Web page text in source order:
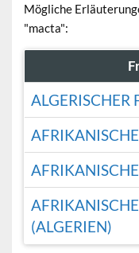
Mögliche
"macta":
ALGERISCHER
(ALGERIEN)